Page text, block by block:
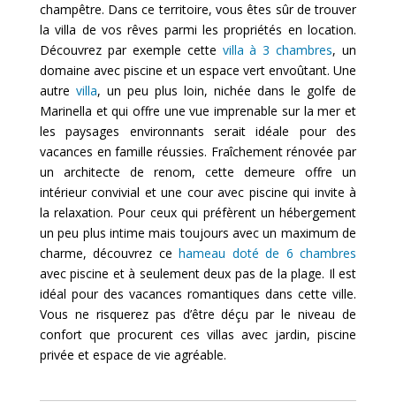
champêtre. Dans ce territoire, vous êtes sûr de trouver
la villa de vos rêves parmi les propriétés en location.
Découvrez par exemple cette villa à 3 chambres, un
domaine avec piscine et un espace vert envoûtant. Une
autre villa, un peu plus loin, nichée dans le golfe de
Marinella et qui offre une vue imprenable sur la mer et
les paysages environnants serait idéale pour des
vacances en famille réussies. Fraîchement rénovée par
un architecte de renom, cette demeure offre un
intérieur convivial et une cour avec piscine qui invite à
la relaxation. Pour ceux qui préfèrent un hébergement
un peu plus intime mais toujours avec un maximum de
charme, découvrez cehameau doté de 6 chambres
avec piscine et à seulement deux pas de la plage. Il est
idéal pour des vacances romantiques dans cette ville.
Vous ne risquerez pas d’être déçu par le niveau de
confort que procurent ces villas avec jardin, piscine
privée et espace de vie agréable.